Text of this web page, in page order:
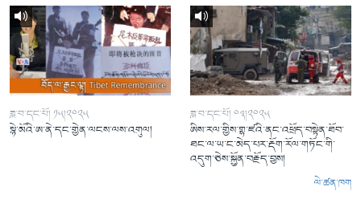
ཟླ་བ་དང་པོ། ༡༥།༢༠༢༥
སྙེ་མོའི་ཨ་ནེ་དང་གྱེན་ལངས་ལས་འགུལ།
ཟླ་བ་དང་པོ། ༠༣།༢༠༢༥
ཨིས་རལ་གྱིས་གྷ་ཛའི་ནང་འཕྲོད་བསྟེན་ཐོབ་
ཐང་ལ་ཡ་ང་མེད་པར་རྡོག་རོལ་གཏོང་གི་
འདུག་ཅེས་སྐྱོན་བརྗོད་བྱས།
ལེ་ཚན་ཁག